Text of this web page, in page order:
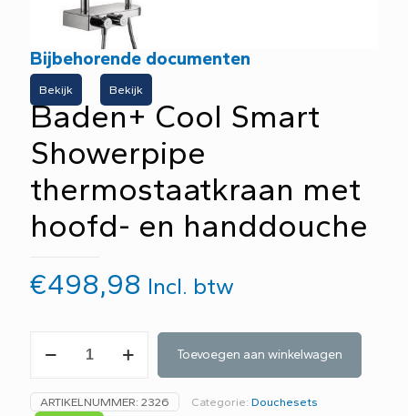
Bijbehorende documenten
Bekijk Bekijk
Baden+ Cool Smart
Showerpipe
thermostaatkraan met
hoofd- en handdouche
€498,98 Incl. btw
Cool
Showerpipe
thermostaatkraan
Toevoegen aan winkelwagen
ARTIKELNUMMER: 2326 Categorie: Douchesets